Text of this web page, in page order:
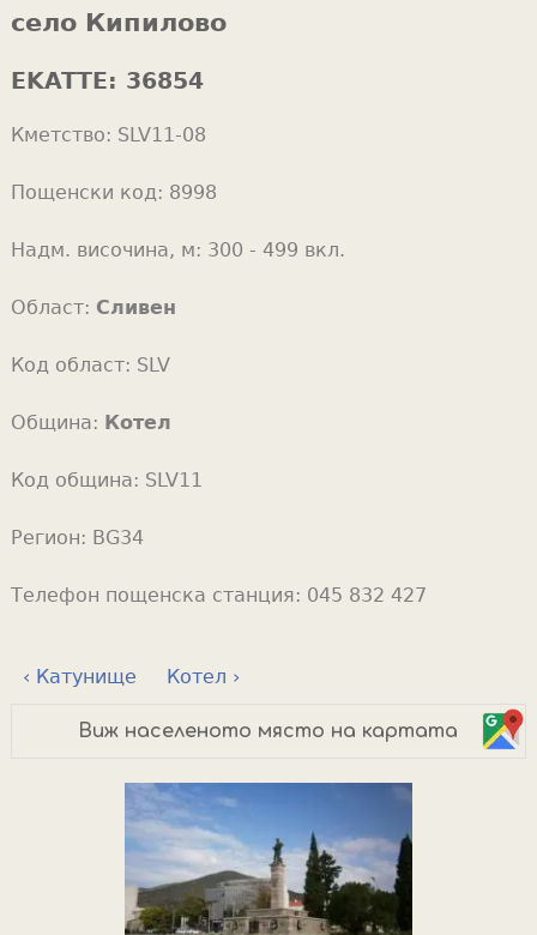
f
r
m
r
e
e
село Кипилово
EKATTE: 36854
Кметство: SLV11-08
Пощенски код: 8998
Надм. височина, м: 300 - 499 вкл.
Област: Сливен
Код област: SLV
Община: Котел
Код община: SLV11
Регион: BG34
Телефон пощенска станция: 045 832 427
‹ Катунище Котел ›
Виж населеното място на картата